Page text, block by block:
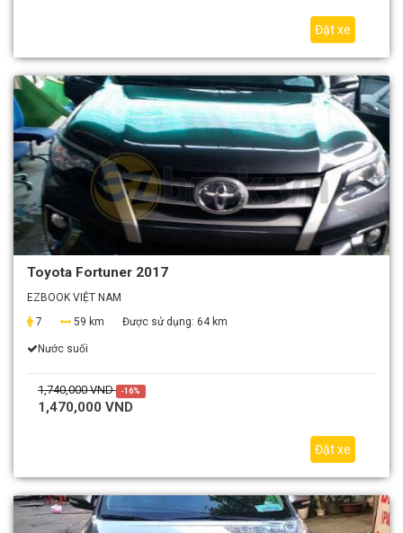
Đặt xe
Toyota Fortuner 2017
EZBOOK VIỆT NAM
7
59 km Được sử dụng: 64 km
Nước suối
1,740,000 VND -16%
1,470,000 VND
Đặt xe